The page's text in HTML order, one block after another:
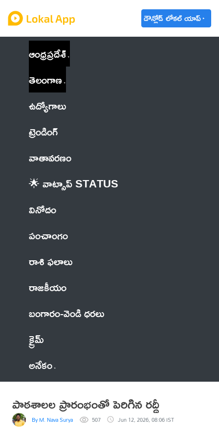
డౌన్లోడ్ లోకల్ యాప్
ఆంధ్రప్రదేశ్
తెలంగాణ
ఉద్యోగాలు
ట్రెండింగ్
వాతావరణం
🌟 వాట్సాప్ STATUS
వినోదం
పంచాంగం
రాశి ఫలాలు
రాజకీయం
బంగారం-వెండి ధరలు
క్రైమ్
అనేకం
పాఠశాలల ప్రారంభంతో పెరిగిన రద్దీ
By M. Nava Surya 507 Jun 12, 2026, 08:06 IST